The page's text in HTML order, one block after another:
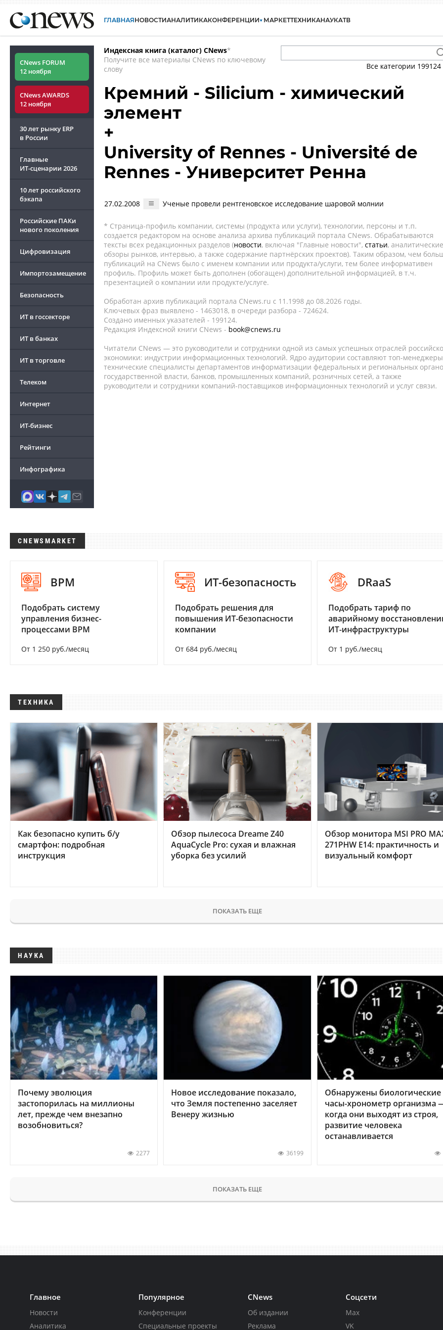
ГЛАВНАЯНОВОСТИАНАЛИТИКАКОНФЕРЕНЦИИ МАРКЕТТЕХНИКАНАУКАТВ
CNews FORUM
12 ноября
CNews AWARDS
12 ноября
30 лет рынку ERP
в России
Главные
ИТ-сценарии 2026
10 лет российского
бэкапа
Российские ПАКи
нового поколения
Цифровизация
Импортозамещение
Безопасность
ИТ в госсекторе
ИТ в банках
ИТ в торговле
Телеком
Интернет
ИТ-бизнес
Рейтинги
Инфографика
Индексная книга (каталог) CNews*
Получите все материалы CNews по ключевому
слову
Все категории 199124
Кремний - Silicium - химический
элемент
+
University of Rennes - Université de
Rennes - Университет Ренна
27.02.2008 Ученые провели рентгеновское исследование шаровой молнии
* Страница-профиль компании, системы (продукта или услуги), технологии, персоны и т.п.
создается редактором на основе анализа архива публикаций портала CNews. Обрабатываются
тексты всех редакционных разделов (новости, включая "Главные новости", статьи, аналитические
обзоры рынков, интервью, а также содержание партнёрских проектов). Таким образом, чем
публикаций на CNews было с именем компании или продукта/услуги, тем более информативен
профиль. Профиль может быть дополнен (обогащен) дополнительной информацией, в т.ч.
презентацией о компании или продукте/услуге.
Обработан архив публикаций портала CNews.ru c 11.1998 до 08.2026 годы.
Ключевых фраз выявлено - 1463018, в очереди разбора - 724624.
Создано именных указателей - 199124.
Редакция Индексной книги CNews - book@cnews.ru
Читатели CNews — это руководители и сотрудники одной из самых успешных отраслей
экономики: индустрии информационных технологий. Ядро аудитории составляют топ-
технические специалисты департаментов информатизации федеральных и региональных
государственной власти, банков, промышленных компаний, розничных сетей, а также
руководители и сотрудники компаний-поставщиков информационных технологий и услуг связи.
CNEWSMARKET
BPM
Подобрать систему
управления бизнес-
процессами BPM
От 1 250 руб./месяц
ИТ-безопасность
Подобрать решения для
повышения ИТ-безопасности
компании
От 684 руб./месяц
DRaaS
Подобрать тариф по
аварийному
ИТ-инфраструктуры
От 1 руб./месяц
ТЕХНИКА
Как безопасно купить б/у
смартфон: подробная
инструкция
Обзор пылесоса Dreame Z40
AquaCycle Pro: сухая и влажная
уборка без усилий
Обзор монитора MSI PRO
271PHW E14: практичность и
визуальный комфорт
ПОКАЗАТЬ ЕЩЕ
НАУКА
Почему эволюция
застопорилась на миллионы
лет, прежде чем внезапно
возобновиться?
2277
Новое исследование показало,
что Земля постепенно заселяет
Венеру жизнью
36199
Обнаружены биологические
часы-хронометр организма
когда они выходят из строя,
развитие человека
останавливается
ПОКАЗАТЬ ЕЩЕ
Главное
Новости
Аналитика
Популярное
Конференции
Специальные проекты
CNews
Об издании
Реклама
Соцсети
Max
VK